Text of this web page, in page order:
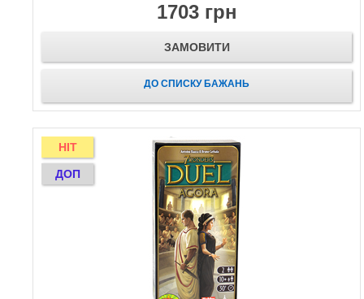
1703 грн
ЗАМОВИТИ
ДО СПИСКУ БАЖАНЬ
HIT
ДОП